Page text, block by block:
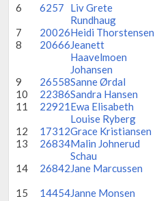
6
6257
Liv Grete
Rundhaug
7
20026Heidi Thorstensen
8
20666Jeanett
Haavelmoen
Johansen
9 26558Sanne Ørdal
10
22386Sandra Hansen
11
22921Ewa Elisabeth
Louise Ryberg
12
17312Grace Kristiansen
13
26834Malin Johnerud
Schau
14
26842Jane Marcussen
15
14454Janne Monsen